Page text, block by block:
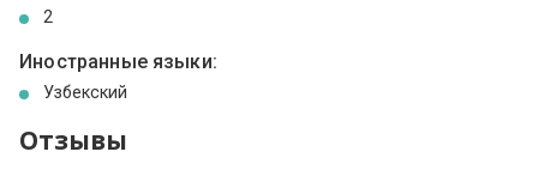
2
Иностранные языки:
Узбекский
Отзывы